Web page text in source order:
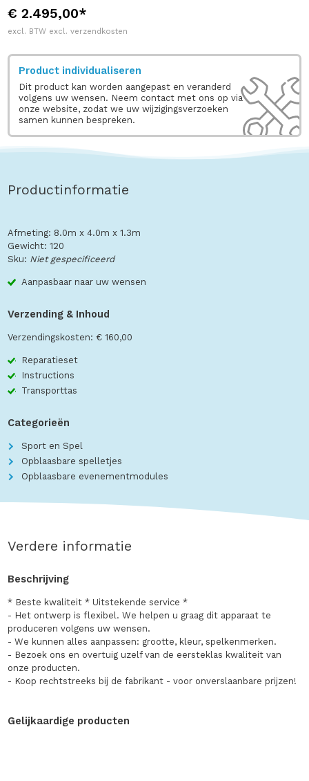
€ 2.495,00*
excl. BTW excl. verzendkosten
Product individualiseren
Dit product kan worden aangepast en veranderd
volgens uw wensen. Neem contact met ons op via
onze website, zodat we uw wijzigingsverzoeken
samen kunnen bespreken.
Productinformatie
Afmeting: 8.0m x 4.0m x 1.3m
Gewicht: 120
Sku: Niet gespecificeerd
Aanpasbaar naar uw wensen
Verzending & Inhoud
Verzendingskosten: € 160,00
Reparatieset
Instructions
Transporttas
Categorieën
Sport en Spel
Opblaasbare spelletjes
Opblaasbare evenementmodules
Verdere informatie
Beschrijving
* Beste kwaliteit * Uitstekende service *
- Het ontwerp is flexibel. We helpen u graag dit apparaat te
produceren volgens uw wensen.
- We kunnen alles aanpassen: grootte, kleur, spelkenmerken.
- Bezoek ons en overtuig uzelf van de eersteklas kwaliteit van
onze producten.
- Koop rechtstreeks bij de fabrikant - voor onverslaanbare prijzen!
Gelijkaardige producten